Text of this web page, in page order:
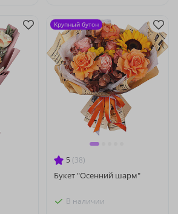
5 (38)
Букет "Осенний шарм"
В наличии
Крупный бутон